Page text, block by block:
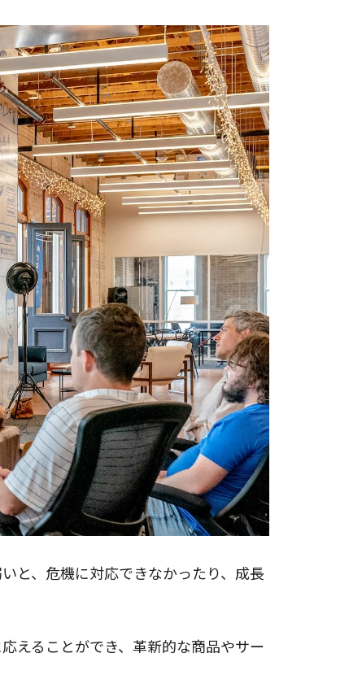
と、危機に対応できなかったり、成長
えることができ、革新的な商品やサー